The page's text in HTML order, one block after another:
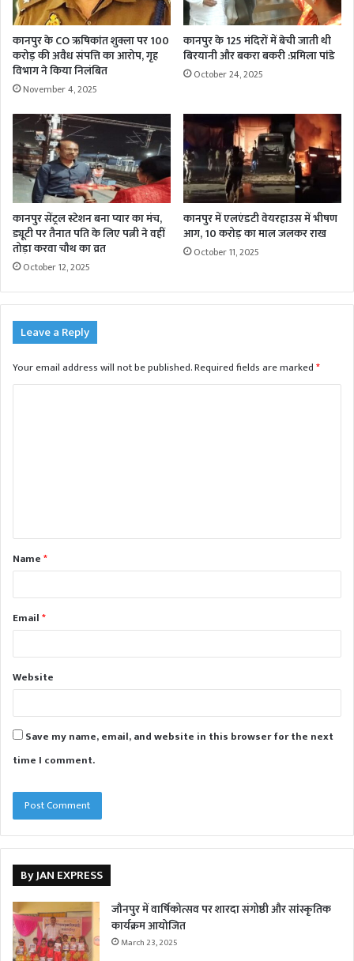
कानपुर के CO ऋषिकांत शुक्ला पर 100
करोड़ की अवैध संपत्ति का आरोप, गृह
विभाग ने किया निलंबित
November 4, 2025
कानपुर के 125 मंदिरों में बेची जाती थी
बिरयानी और बकरा बकरी :प्रमिला पांडे
October 24, 2025
कानपुर सेंट्रल स्टेशन बना प्यार का मंच,
ड्यूटी पर तैनात पति के लिए पत्नी ने वहीं
तोड़ा करवा चौथ का व्रत
October 12, 2025
कानपुर में एलएंडटी वेयरहाउस में भीषण
आग, 10 करोड़ का माल जलकर राख
October 11, 2025
Leave a Reply
Your email address will not be published.Required fields are marked*
t
*Name*
Email*
Website
Save my name, email, and website in this browser for the next
time I comment.
By JAN EXPRESS
जौनपुर में वार्षिकोत्सव पर शारदा संगोष्ठी और सांस्कृतिक
कार्यक्रम आयोजित
March 23, 2025